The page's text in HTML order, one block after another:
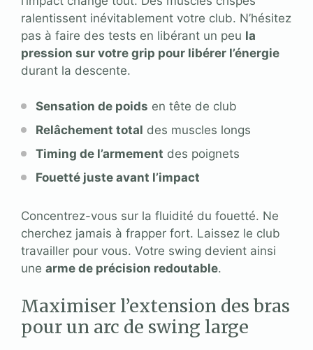
ralentissent inévitablement votre club. N’hésitez
pas à faire des tests en libérant un peu la
pression sur votre grip pour libérer l’énergie
durant la descente.
Sensation de poids en tête de club
Relâchement total des muscles longs
Timing de l’armement des poignets
Fouetté juste avant l’impact
Concentrez-vous sur la fluidité du fouetté. Ne
cherchez jamais à frapper fort. Laissez le club
travailler pour vous. Votre swing devient ainsi
une arme de précision redoutable.
Maximiser l’extension des bras
pour un arc de swing large